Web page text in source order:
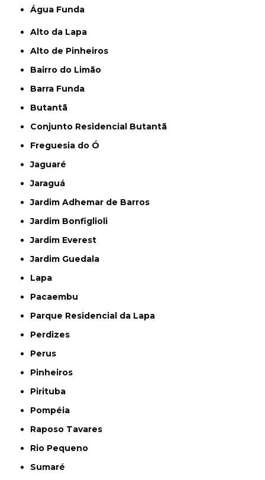
Água Funda
Alto da Lapa
Alto de Pinheiros
Bairro do Limão
Barra Funda
Butantã
Conjunto Residencial Butantã
Freguesia do Ó
Jaguaré
Jaraguá
Jardim Adhemar de Barros
Jardim Bonfiglioli
Jardim Everest
Jardim Guedala
Lapa
Pacaembu
Parque Residencial da Lapa
Perdizes
Perus
Pinheiros
Pirituba
Pompéia
Raposo Tavares
Rio Pequeno
Sumaré